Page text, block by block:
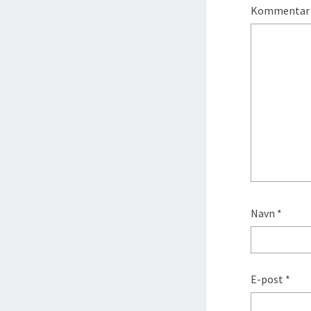
Kommentar
Navn *
E-post *